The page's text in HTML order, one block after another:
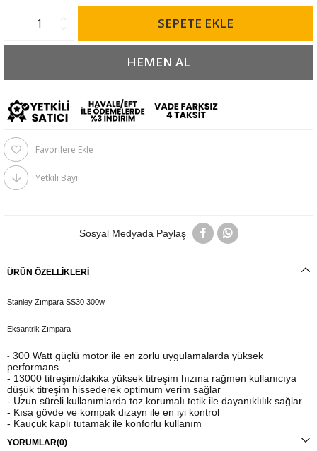
Favorilere Ekle
Yetkili Bayii
Sosyal Medyada Paylaş
ÜRÜN ÖZELLIKLERI
Stanley Zımpara SS30 300w
Eksantrik Zımpara
- 300 Watt güçlü motor ile en zorlu uygulamalarda yüksek
performans
- 13000 titreşim/dakika yüksek titreşim hızına rağmen kullanıcıya
düşük titreşim hissederek optimum verim sağlar
- Uzun süreli kullanımlarda toz korumalı tetik ile dayanıklılık sağlar
- Kısa gövde ve kompak dizayn ile en iyi kontrol
- Kauçuk kaplı tutamak ile konforlu kullanım
-Motor Gücü : 300 Watt
YORUMLAR(0)